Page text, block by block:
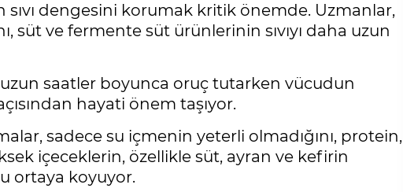
sıvı dengesini korumak kritik önemde. Uzmanlar,
süt ve fermente süt ürünlerinin sıvıyı daha uzun
uzun saatler boyunca oruç tutarken vücudun
hayati önem taşıyor.
sadece su içmenin yeterli olmadığını, protein,
içeceklerin, özellikle süt, ayran ve kefirin
ortaya koyuyor.